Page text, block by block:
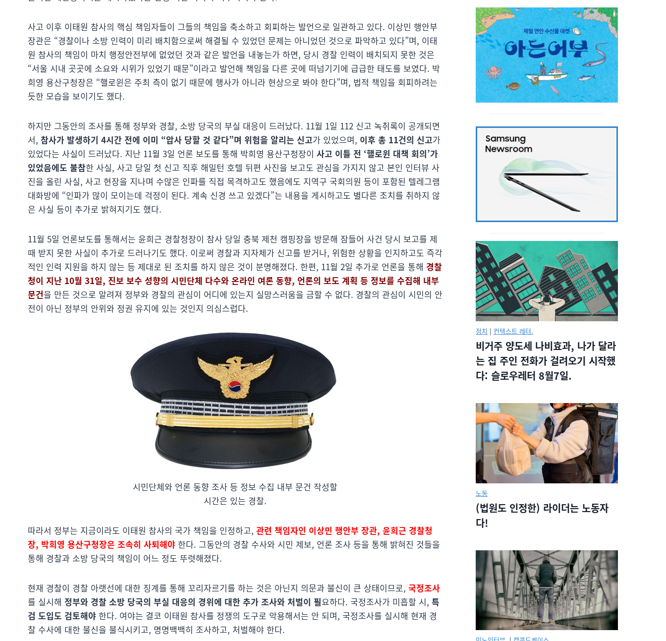
사고 이후 이태원 참사의 핵심 책임자들이 그들의 책임을 축소하고 회피하는 발언으로 일관하고 있다. 이상민 행안부
장관은 “경찰이나 소방 인력이 미리 배치함으로써 해결될 수 있었던 문제는 아니었던 것으로 파악하고 있다”며, 이태
원 참사의 책임이 마치 행정안전부에 없었던 것과 같은 발언을 내놓는가 하면, 당시 경찰 인력이 배치되지 못한 것은
“서울 시내 곳곳에 소요와 시위가 있었기 때문”이라고 발언해 책임을 다른 곳에 떠넘기기에 급급한 태도를 보였다. 박
희영 용산구청장은 “핼로윈은 주최 측이 없기 때문에 행사가 아니라 현상으로 봐야 한다”며, 법적 책임을 회피하려는
듯한 모습을 보이기도 했다.
하지만 그동안의 조사를 통해 정부와 경찰, 소방 당국의 부실 대응이 드러났다. 11월 1일 112 신고 녹취록이 공개되면
서, 참사가 발생하기 4시간 전에 이미 “압사 당할 것 같다”며 위험을 알리는 신고가 있었으며, 이후 총 11건의 신고가
있었다는 사실이 드러났다. 지난 11월 3일 언론 보도를 통해 박희영 용산구청장이 사고 이틀 전 ‘핼로윈 대책 회의’가
있었음에도 불참한 사실, 사고 당일 첫 신고 직후 해밀턴 호텔 뒤편 사진을 보고도 관심을 가지지 않고 본인 인터뷰 사
진을 올린 사실, 사고 현장을 지나며 수많은 인파를 직접 목격하고도 했음에도 지역구 국회의원 등이 포함된 텔레그램
대화방에 “인파가 많이 모이는데 걱정이 된다. 계속 신경 쓰고 있겠다”는 내용을 게시하고도 별다른 조치를 취하지 않
은 사실 등이 추가로 밝혀지기도 했다.
11월 5일 언론보도를 통해서는 윤희근 경찰청장이 참사 당일 충북 제천 캠핑장을 방문해 잠들어 사건 당시 보고를 제
때 받지 못한 사실이 추가로 드러나기도 했다. 이로써 경찰과 지자체가 신고를 받거나, 위험한 상황을 인지하고도 즉각
적인 인력 지원을 하지 않는 등 제대로 된 조치를 하지 않은 것이 분명해졌다. 한편, 11월 2일 추가로 언론을 통해 경찰
청이 지난 10월 31일, 진보 보수 성향의 시민단체 다수와 온라인 여론 동향, 언론의 보도 계획 등 정보를 수집해 내부
문건을 만든 것으로 알려져 정부와 경찰의 관심이 어디에 있는지 실망스러움을 금할 수 없다. 경찰의 관심이 시민의 안
전이 아닌 정부의 안위와 정권 유지에 있는 것인지 의심스럽다.
시민단체와 언론 동향 조사 등 정보 수집 내부 문건 작성할
시간은 있는 경찰.
따라서 정부는 지금이라도 이태원 참사의 국가 책임을 인정하고, 관련 책임자인 이상민 행안부 장관, 윤희근 경찰청
장, 박희영 용산구청장은 조속히 사퇴해야 한다. 그동안의 경찰 수사와 시민 제보, 언론 조사 등을 통해 밝혀진 것들을
통해 경찰과 소방 당국의 책임이 어느 정도 뚜렷해졌다.
현재 경찰이 경찰 아랫선에 대한 징계를 통해 꼬리자르기를 하는 것은 아닌지 의문과 불신이 큰 상태이므로, 국정조사
를 실시해 정부와 경찰 소방 당국의 부실 대응의 경위에 대한 추가 조사와 처벌이 필요하다. 국정조사가 미흡할 시, 특
검 도입도 검토해야 한다. 여야는 결코 이태원 참사를 정쟁의 도구로 악용해서는 안 되며, 국정조사를 실시해 현재 경
찰 수사에 대한 불신을 불식시키고, 명명백백히 조사하고, 처벌해야 한다.
정치 | 컨텍스트 레터.
비거주 양도세 나비효과, 나가 달라
는 집 주인 전화가 걸려오기 시작했
다: 슬로우레터 8월7일.
노동
(법원도 인정한) 라이더는 노동자
다!